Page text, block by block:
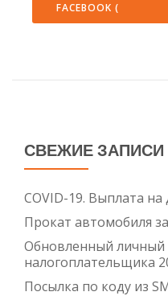
FACEBOOK (
СВЕЖИЕ ЗАПИСИ
COVID-19. Выплата на
Прокат автомобиля
Обновленный личный
налогоплательщика
Посылка по коду из